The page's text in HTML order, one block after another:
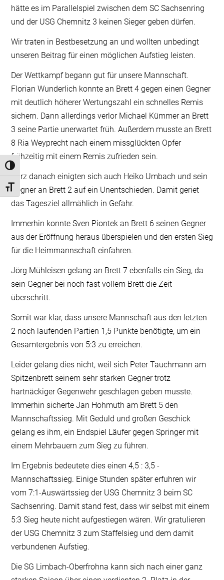
Umschalten auf hohe Kontraste
Schrift vergrößern
hätte es im Parallelspiel zwischen dem SC Sachsenring
und der USG Chemnitz 3 keinen Sieger geben dürfen.
Wir traten in Bestbesetzung an und wollten unbedingt
unseren Beitrag für einen möglichen Aufstieg leisten.
Der Wettkampf begann gut für unsere Mannschaft.
Florian Wunderlich konnte an Brett 4 gegen einen Gegner
mit deutlich höherer Wertungszahl ein schnelles Remis
sichern. Dann allerdings verlor Michael Kümmer an Brett
3 seine Partie unerwartet früh. Außerdem musste an Brett
8 Ria Weyprecht nach einem missglückten Opfer
frühzeitig mit einem Remis zufrieden sein.
Kurz danach einigten sich auch Heiko Umbach und sein
Gegner an Brett 2 auf ein Unentschieden. Damit geriet
das Tagesziel allmählich in Gefahr.
Immerhin konnte Sven Piontek an Brett 6 seinen Gegner
aus der Eröffnung heraus überspielen und den ersten Sieg
für die Heimmannschaft einfahren.
Jörg Mühleisen gelang an Brett 7 ebenfalls ein Sieg, da
sein Gegner bei noch fast vollem Brett die Zeit
überschritt.
Somit war klar, dass unsere Mannschaft aus den letzten
2 noch laufenden Partien 1,5 Punkte benötigte, um ein
Gesamtergebnis von 5:3 zu erreichen.
Leider gelang dies nicht, weil sich Peter Tauchmann am
Spitzenbrett seinem sehr starken Gegner trotz
hartnäckiger Gegenwehr geschlagen geben musste.
Immerhin sicherte Jan Hohmuth am Brett 5 den
Mannschaftssieg. Mit Geduld und großen Geschick
gelang es ihm, ein Endspiel Läufer gegen Springer mit
einem Mehrbauern zum Sieg zu führen.
Im Ergebnis bedeutete dies einen 4,5 : 3,5 -
Mannschaftssieg. Einige Stunden später erfuhren wir
vom 7:1-Auswärtssieg der USG Chemnitz 3 beim SC
Sachsenring. Damit stand fest, dass wir selbst mit einem
5:3 Sieg heute nicht aufgestiegen wären. Wir gratulieren
der USG Chemnitz 3 zum Staffelsieg und dem damit
verbundenen Aufstieg.
Die SG Limbach-Oberfrohna kann sich nach einer ganz